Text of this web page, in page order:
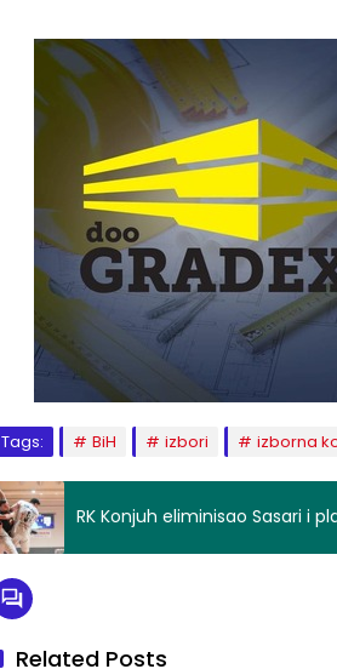
Tags: BiH izbori izborna
RK Konjuh eliminisao Sasari i
Related Posts